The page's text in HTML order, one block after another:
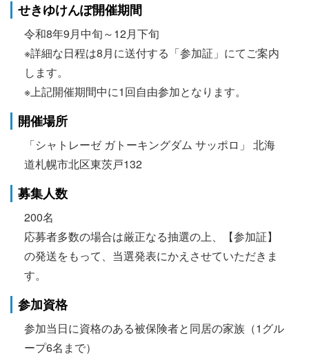
せきゆけんぽ開催期間
令和8年9月中旬～12月下旬
※詳細な日程は8月に送付する「参加証」にてご案内
します。
※上記開催期間中に1回自由参加となります。
開催場所
「シャトレーゼ ガトーキングダム サッポロ」 北海
道札幌市北区東茨戸132
募集人数
200名
応募者多数の場合は厳正なる抽選の上、【参加証】
の発送をもって、当選発表にかえさせていただきま
す。
参加資格
参加当日に資格のある被保険者と同居の家族（1グル
ープ6名まで）